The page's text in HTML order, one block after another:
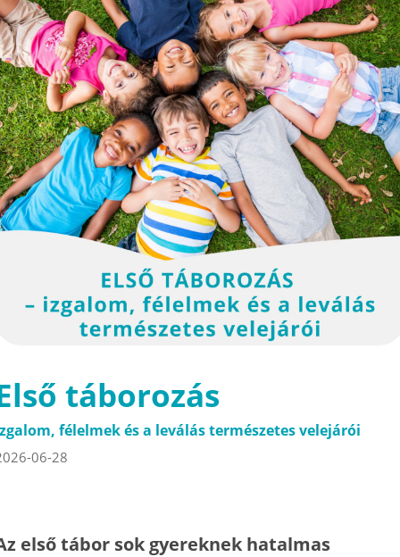
táborozás
félelmek és a leválás természetes velejárói
06-28
első tábor sok gyereknek hatalmas